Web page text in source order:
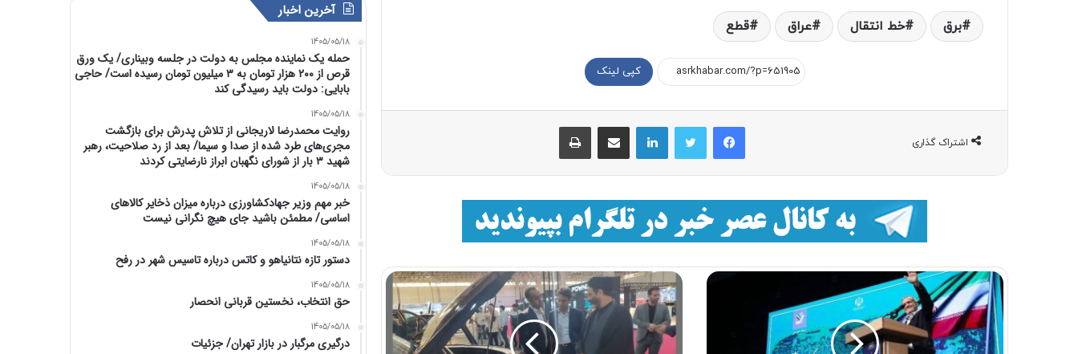
برق خط انتقال عراق قطع
کپی لینک
اشتراک گذاری
فیسبوک لینکداین
آخرین اخبار
1405/05/18
حمله یک نماینده مجلس به دولت در جلسه وبیناری/ یک ورق
قرص از ۲۰۰ هزار تومان به ۳ میلیون تومان رسیده است/ حاجی
بابایی: دولت باید رسیدگی کند
1405/05/18
روایت محمدرضا لاریجانی از تلاش پدرش برای بازگشت
مجری‌های طرد شده از صدا و سیما/ بعد از رد صلاحیت، رهبر
شهید ۳ بار از شورای نگهبان ابراز نارضایتی کردند
1405/05/18
خبر مهم وزیر جهادکشاورزی درباره میزان ذخایر کالاهای
اساسی/ مطمئن باشید جای هیچ نگرانی نیست
1405/05/18
دستور تازه نتانیاهو و کاتس درباره تاسیس شهر در رفح
1405/05/18
حق انتخاب، نخستین قربانی انحصار
1405/05/18
درگیری مرگبار در بازار تهران/ جزئیات